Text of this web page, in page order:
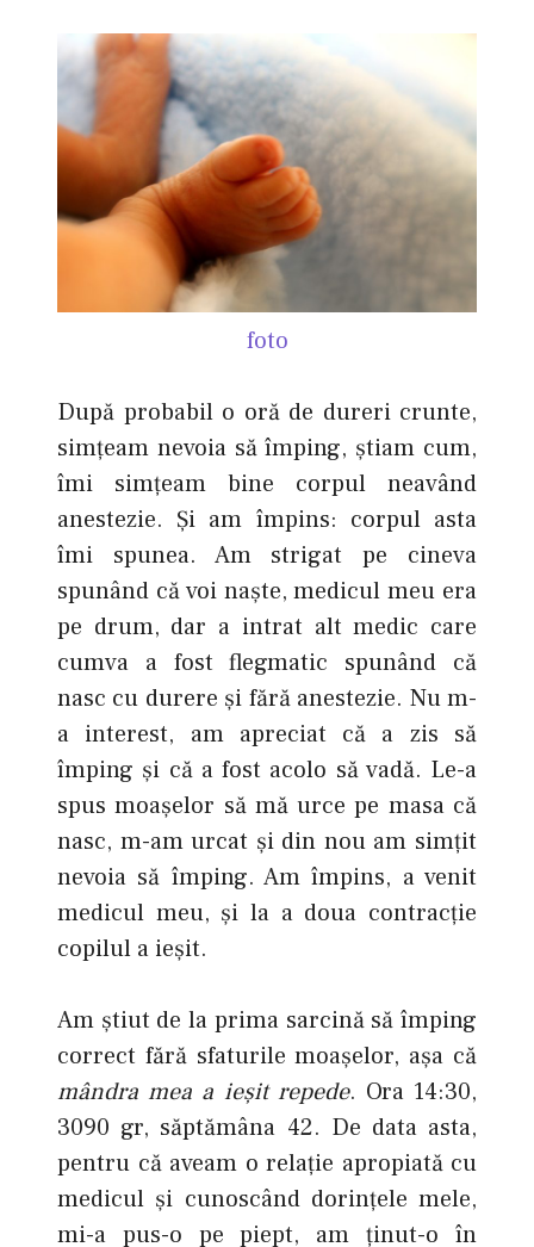
foto
După probabil o oră de dureri crunte,
simţeam nevoia să împing, ştiam cum,
îmi simţeam bine corpul neavând
anestezie. Şi am împins: corpul asta
îmi spunea. Am strigat pe cineva
spunând că voi naşte, medicul meu era
pe drum, dar a intrat alt medic care
cumva a fost flegmatic spunând că
nasc cu durere şi fără anestezie. Nu m-
a interest, am apreciat că a zis să
împing şi că a fost acolo să vadă. Le-a
spus moaşelor să mă urce pe masa că
nasc, m-am urcat şi din nou am simţit
nevoia să împing. Am împins, a venit
medicul meu, şi la a doua contracţie
copilul a ieşit.
Am ştiut de la prima sarcină să împing
correct fără sfaturile moaşelor, aşa că
mândra mea a ieşit repede. Ora 14:30,
3090 gr, săptămâna 42. De data asta,
pentru că aveam o relaţie apropiată cu
medicul şi cunoscând dorinţele mele,
mi-a pus-o pe piept, am ţinut-o în